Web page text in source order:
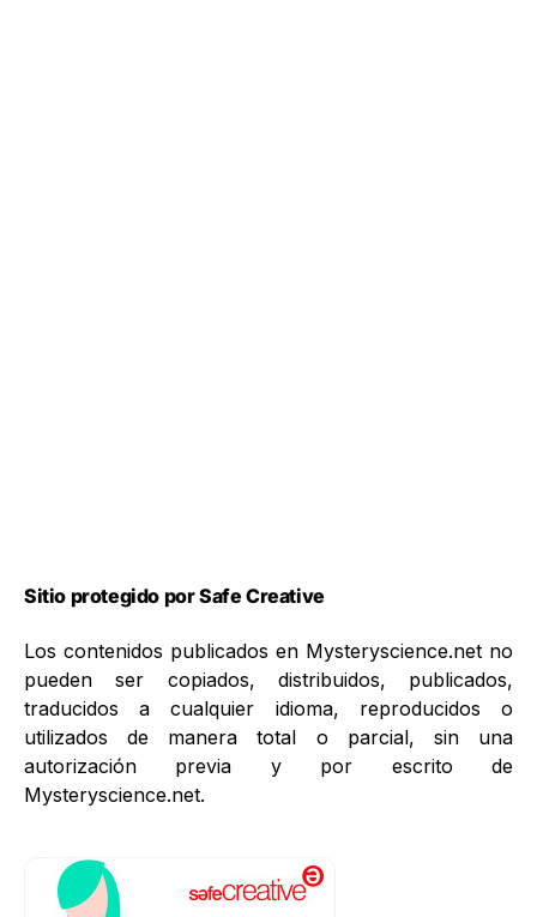
Sitio protegido por Safe Creative
Los contenidos publicados en Mysteryscience.net no
pueden ser copiados, distribuidos, publicados,
traducidos a cualquier idioma, reproducidos o
utilizados de manera total o parcial, sin una
autorización previa y por escrito de
Mysteryscience.net.